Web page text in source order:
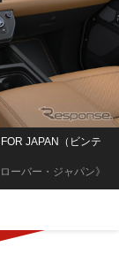
ーバー・ジャパン》
JAPAN（ビンテ